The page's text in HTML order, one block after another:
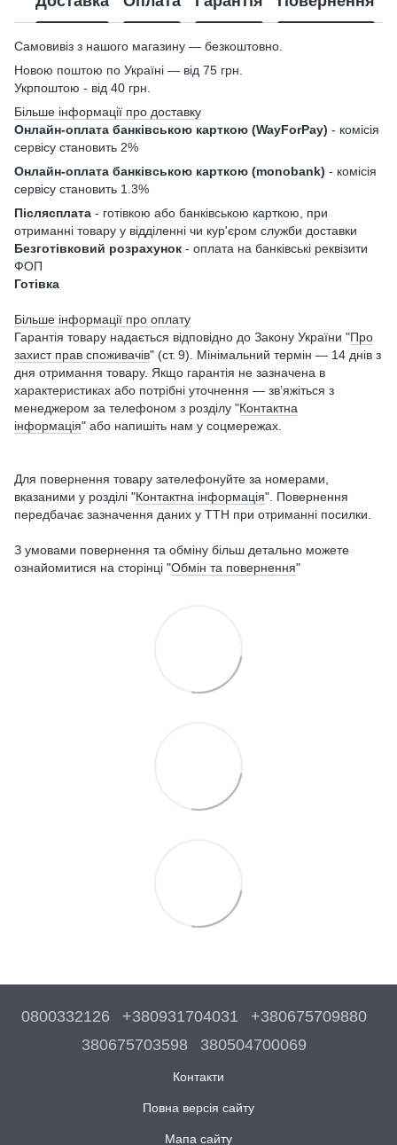
Самовивіз з нашого магазину — безкоштовно.
Новою поштою по Україні — від 75 грн.
Укрпоштою - від 40 грн.
Більше інформації про доставку
Онлайн-оплата банківською карткою (WayForPay) - комісія
сервісу становить 2%
Онлайн-оплата банківською карткою (monobank) - комісія
сервісу становить 1.3%
Післясплата - готівкою або банківською карткою, при
отриманні товару у відділенні чи кур'єром служби доставки
Безготівковий розрахунок - оплата на банківські реквізити
ФОП
Готівка
Більше інформації про оплату
Гарантія товару надається відповідно до Закону України "Про
захист прав споживачів" (ст. 9). Мінімальний термін — 14 днів з
дня отримання товару. Якщо гарантія не зазначена в
характеристиках або потрібні уточнення — зв’яжіться з
менеджером за телефоном з розділу "Контактна
інформація" або напишіть нам у соцмережах.
Для повернення товару зателефонуйте за номерами,
вказаними у розділі "Контактна інформація". Повернення
передбачає зазначення даних у ТТН при отриманні посилки.
З умовами повернення та обміну більш детально можете
ознайомитися на сторінці "Обмін та повернення"
0800332126 +380931704031
+380675709880
380675703598
380504700069
Контакти
Повна версія сайту
Мапа сайту